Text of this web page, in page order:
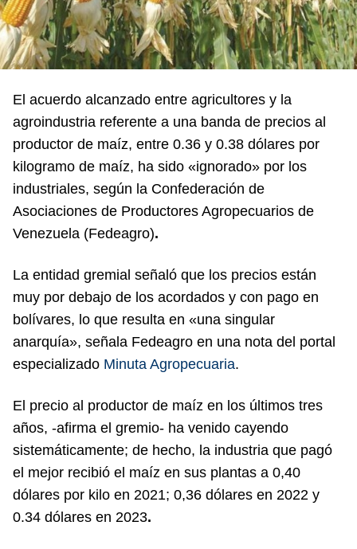
El acuerdo alcanzado entre agricultores y la
agroindustria referente a una banda de precios al
productor de maíz, entre 0.36 y 0.38 dólares por
kilogramo de maíz, ha sido «ignorado» por los
industriales, según la Confederación de
Asociaciones de Productores Agropecuarios de
Venezuela (Fedeagro).
La entidad gremial señaló que los precios están
muy por debajo de los acordados y con pago en
bolívares, lo que resulta en «una singular
anarquía», señala Fedeagro en una nota del portal
especializado Minuta Agropecuaria.
El precio al productor de maíz en los últimos tres
años, -afirma el gremio- ha venido cayendo
sistemáticamente; de hecho, la industria que pagó
el mejor recibió el maíz en sus plantas a 0,40
dólares por kilo en 2021; 0,36 dólares en 2022 y
0.34 dólares en 2023.